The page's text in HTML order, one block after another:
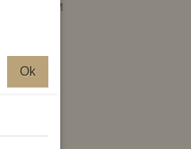
van HKM
Ok